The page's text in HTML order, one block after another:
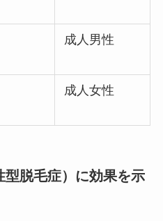
成人男性
成人女性
型脱毛症）に効果を示